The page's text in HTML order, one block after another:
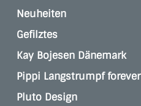
Neuheiten
Gefilztes
Kay Bojesen Dänemark
Pippi Langstrumpf forever
Pluto Design